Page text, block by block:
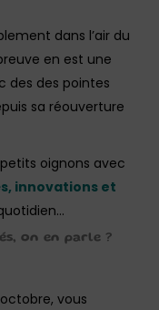
dans l’air du
en est une
des des pointes
sa réouverture
oignons avec
innovations et
on en parle ?
vous